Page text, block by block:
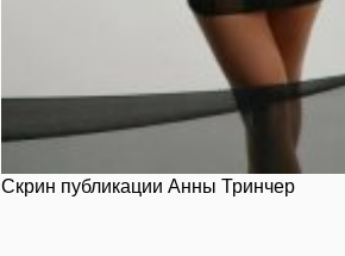
Скрин публикации Анны Тринчер